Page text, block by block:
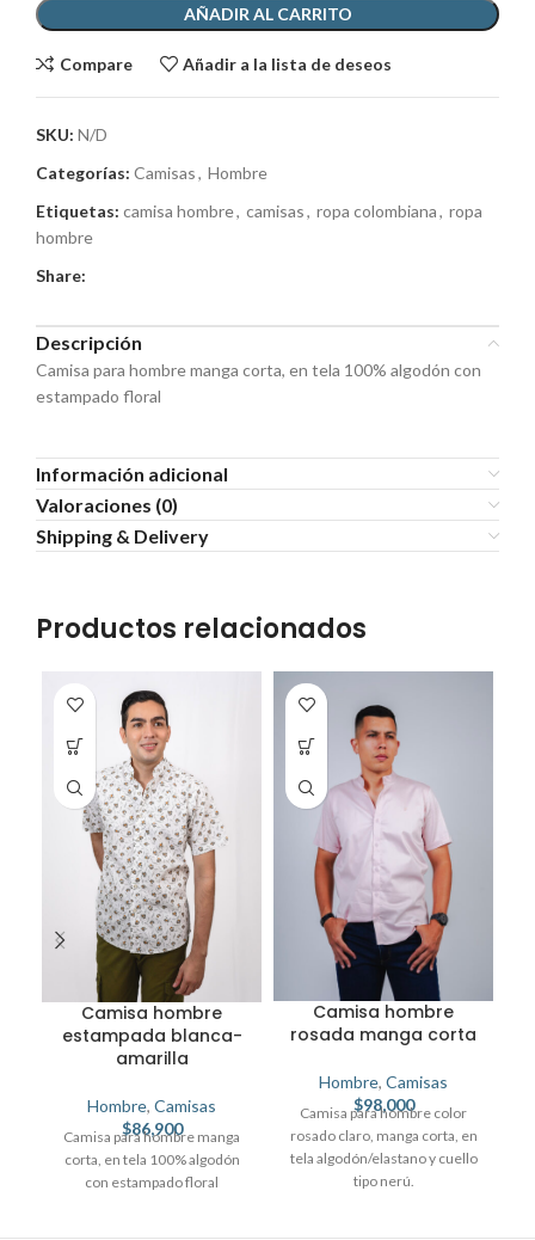
AÑADIR AL CARRITO
Compare Añadir a la lista de deseos
SKU: N/D
Categorías: Camisas, Hombre
Etiquetas: camisa hombre, camisas, ropa colombiana, ropa
hombre
Share:
Descripción
Camisa para hombre manga corta, en tela 100% algodón con
estampado floral
Información adicional
Valoraciones (0)
Shipping & Delivery
Productos relacionados
Camisa hombre
estampada blanca-
amarilla
Hombre, Camisas
$86,900
Camisa para hombre manga
corta, en tela 100% algodón
con estampado floral
Camisa hombre
rosada manga corta
Hombre, Camisas
$98,000
Camisa para hombre color
rosado claro, manga corta, en
tela algodón/elastano y cuello
tipo nerú.